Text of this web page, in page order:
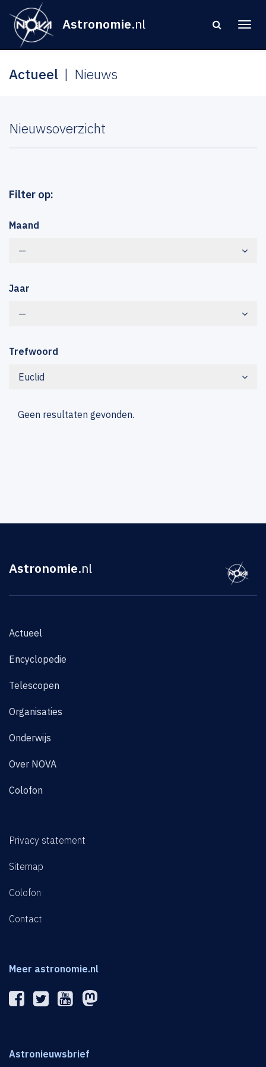
Astronomie.nl
Actueel Nieuws
Nieuwsoverzicht
Filter op:
Maand
—
Jaar
—
Trefwoord
Euclid
Geen resultaten gevonden.
Astronomie.nl
Actueel
Encyclopedie
Telescopen
Organisaties
Onderwijs
Over NOVA
Colofon
Privacy statement
Sitemap
Colofon
Contact
Meer astronomie.nl
Astronieuwsbrief